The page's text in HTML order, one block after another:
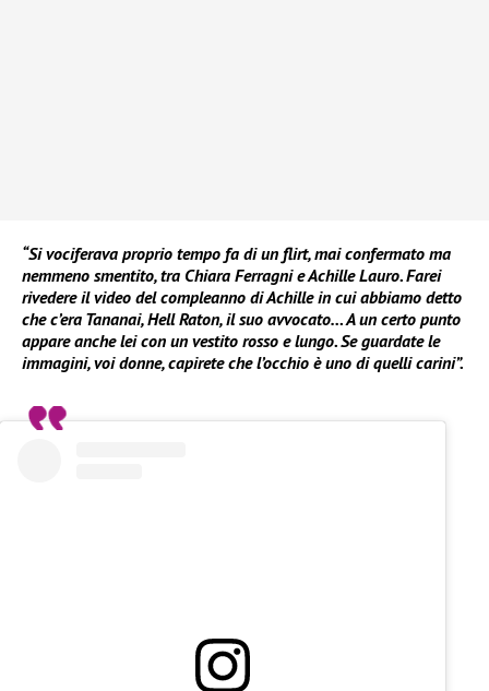
“Si vociferava proprio tempo fa di un flirt, mai confermato ma
nemmeno smentito, tra Chiara Ferragni e Achille Lauro. Farei
rivedere il video del compleanno di Achille in cui abbiamo detto
che c’era Tananai, Hell Raton, il suo avvocato… A un certo punto
appare anche lei con un vestito rosso e lungo. Se guardate le
immagini, voi donne, capirete che l’occhio è uno di quelli carini”.